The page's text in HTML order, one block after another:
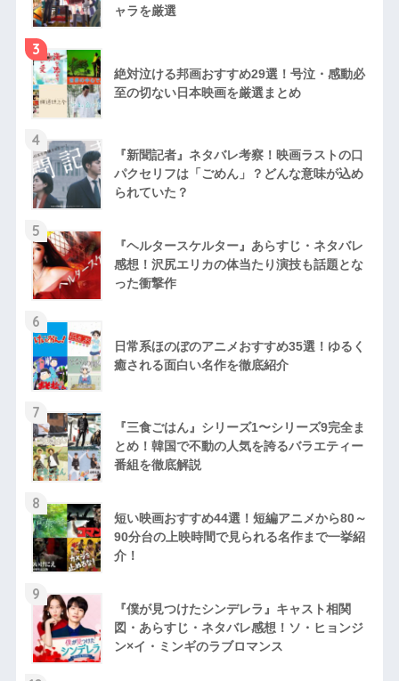
ャラを厳選
3
絶対泣ける邦画おすすめ29選！号泣・感動必
至の切ない日本映画を厳選まとめ
4
『新聞記者』ネタバレ考察！映画ラストの口
パクセリフは「ごめん」？どんな意味が込め
られていた？
5
『ヘルタースケルター』あらすじ・ネタバレ
感想！沢尻エリカの体当たり演技も話題とな
った衝撃作
6
日常系ほのぼのアニメおすすめ35選！ゆるく
癒される面白い名作を徹底紹介
7
『三食ごはん』シリーズ1〜シリーズ9完全ま
とめ！韓国で不動の人気を誇るバラエティー
番組を徹底解説
8
短い映画おすすめ44選！短編アニメから80～
90分台の上映時間で見られる名作まで一挙紹
介！
9
『僕が見つけたシンデレラ』キャスト相関
図・あらすじ・ネタバレ感想！ソ・ヒョンジ
ン×イ・ミンギのラブロマンス